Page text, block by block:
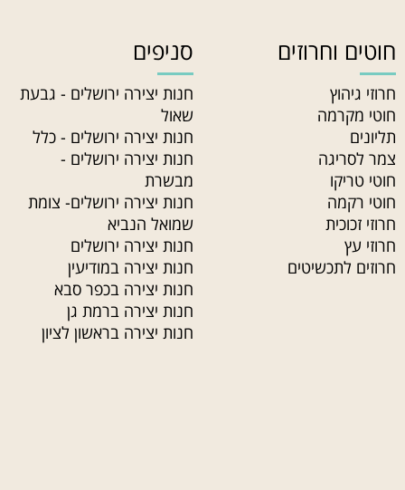
חוטים וחרוזים
חרוזי גיהוץ
חוטי מקרמה
תליונים
צמר לסריגה
חוטי טריקו
חוטי רקמה
חרוזי זכוכית
חרוזי עץ
חרוזים לתכשיטים
סניפים
חנות יצירה ירושלים - גבעת
שאול
חנות יצירה ירושלים - כלל
חנות יצירה ירושלים -
מבשרת
חנות יצירה ירושלים- צומת
שמואל הנביא
חנות יצירה ירושלים
חנות יצירה במודיעין
חנות יצירה בכפר סבא
חנות יצירה ברמת גן
חנות יצירה בראשון לציון